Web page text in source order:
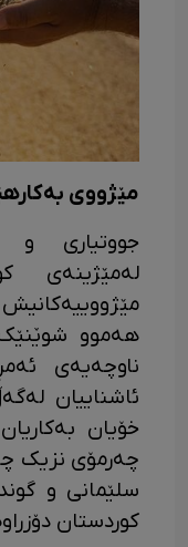
مێژووی
جووتیاری و
لەمێژینەی
ھەموو
ناوچەیەی
ئاشناییان
خۆیان
چەرمۆی نزیک
سلێمانی و
کوردستان